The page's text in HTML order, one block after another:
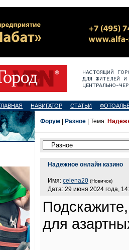
НАВИГАТОР СТАТЬИ
Форум Разное | Тема:
Надежное онлайн казино
Имя: celena20 (Новичок)
Дата: 29 июня 2024 года,
для